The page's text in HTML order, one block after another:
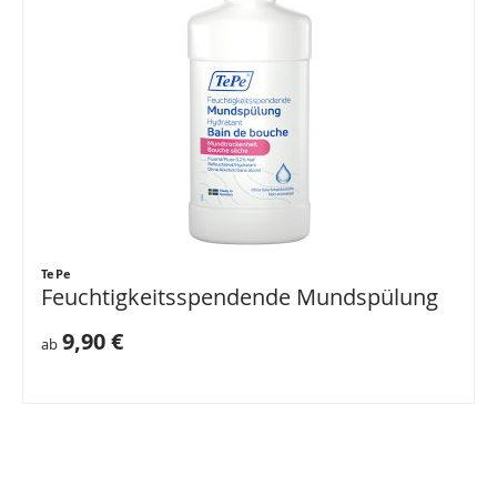
TePe
Feuchtigkeitsspendende Mundspülung
ab 9,90 €